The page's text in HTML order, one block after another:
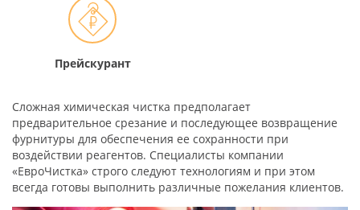
Прейскурант
Сложная химическая чистка предполагает
предварительное срезание и последующее возвращение
фурнитуры для обеспечения ее сохранности при
воздействии реагентов. Специалисты компании
«ЕвроЧистка» строго следуют технологиям и при этом
всегда готовы выполнить различные пожелания клиентов.